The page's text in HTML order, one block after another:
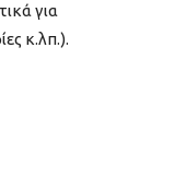
για
κ.λπ.).